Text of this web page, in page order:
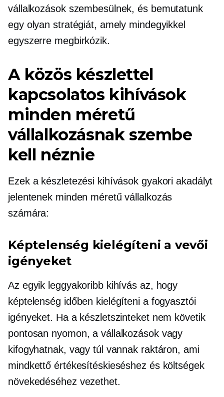
vállalkozások szembesülnek, és bemutatunk
egy olyan stratégiát, amely mindegyikkel
egyszerre megbirkózik.
A közös készlettel
kapcsolatos kihívások
minden méretű
vállalkozásnak szembe
kell néznie
Ezek a készletezési kihívások gyakori akadályt
jelentenek minden méretű vállalkozás
számára:
Képtelenség kielégíteni a vevői
igényeket
Az egyik leggyakoribb kihívás az, hogy
képtelenség időben kielégíteni a fogyasztói
igényeket. Ha a készletszinteket nem követik
pontosan nyomon, a vállalkozások vagy
kifogyhatnak, vagy túl vannak raktáron, ami
mindkettő értékesítéskieséshez és költségek
növekedéséhez vezethet.